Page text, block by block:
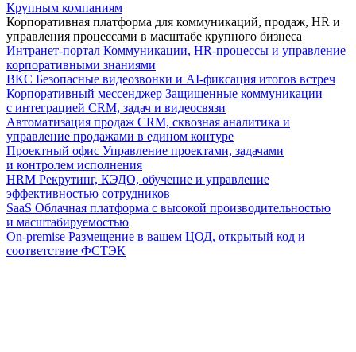
Крупным компаниям
Корпоративная платформа для коммуникаций, продаж, HR и
управления процессами в масштабе крупного бизнеса
Интранет-портал Коммуникации, HR-процессы и управление
корпоративными знаниями
ВКС Безопасные видеозвонки и AI-фиксация итогов встреч
Корпоративный мессенджер Защищенные коммуникации
с интеграцией CRM, задач и видеосвязи
Автоматизация продаж CRM, сквозная аналитика и
управление продажами в едином контуре
Проектный офис Управление проектами, задачами
и контролем исполнения
HRM Рекрутинг, КЭДО, обучение и управление
эффективностью сотрудников
SaaS Облачная платформа с высокой производительностью
и масштабируемостью
On-premise Размещение в вашем ЦОД, открытый код и
соответствие ФСТЭК